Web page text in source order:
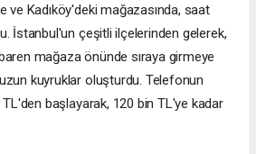
ve Kadıköy'deki mağazasında, saat
İstanbul'un çeşitli ilçelerinden gelerek,
mağaza önünde sıraya girmeye
kuyruklar oluşturdu. Telefonun
başlayarak, 120 bin TL'ye kadar